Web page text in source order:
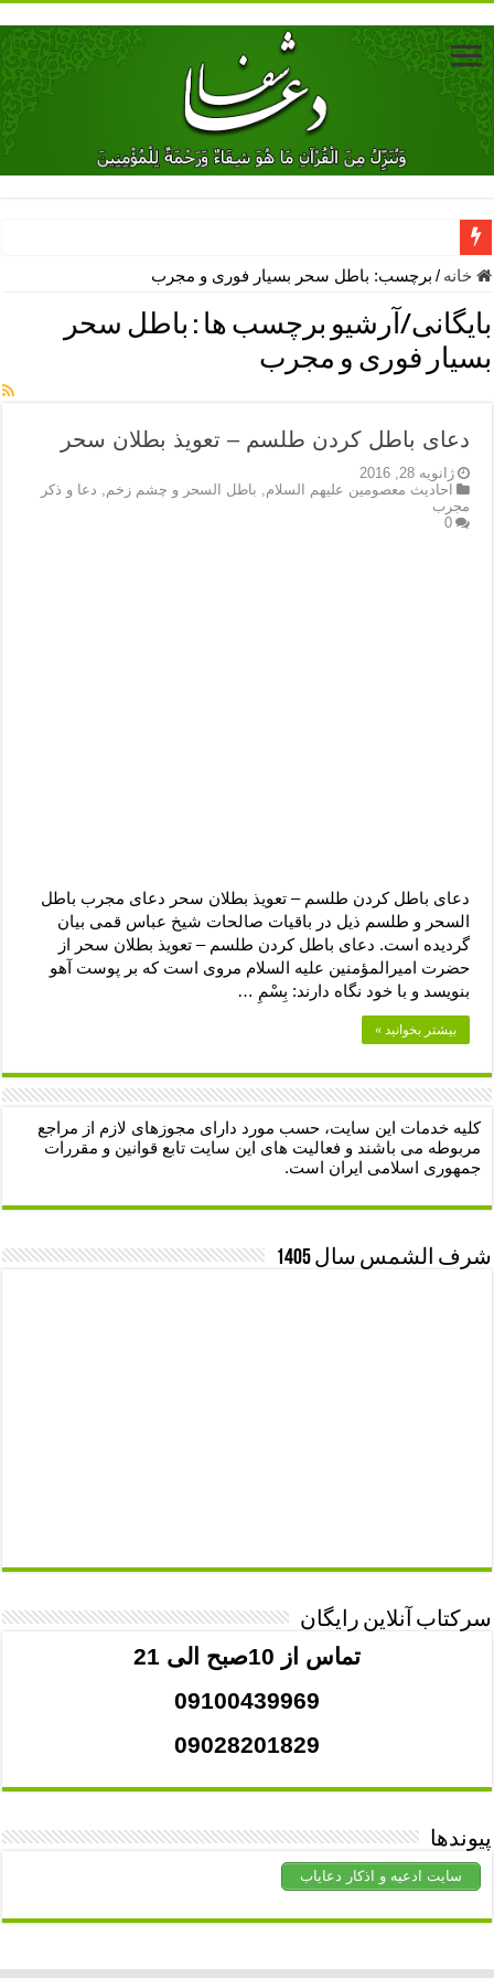
دعای جلب محبت فوری معشوق – دعای جلب محبت شوهر
دعای مشکل گشا برای رفع فقر – ذکرهای روزی‌ بخش
معجزات دعای یا من اظهر الجمیل – دعای یا من اظهر الجمیل برای
مهم ترین اذکار الهی و فضیلت آن ها – ذکر مخصوص مستجاب الدعوه
دعای رفع فقر و طلب رزق و روزی – آیه‌ جلب ثروت و برکت مال
خانه / برچسب: باطل سحر بسیار فوری و مجرب
بایگانی/آرشیو برچسب ها : باطل سحر
بسیار فوری و مجرب
دعای باطل کردن طلسم – تعویذ بطلان سحر
ژانویه 28, 2016
احادیث معصومین علیهم السلام
باطل السحر و چشم زخم
دعا و ذکر
مجرب
0
دعای باطل کردن طلسم – تعویذ بطلان سحر دعای مجرب باطل
السحر و طلسم ذیل در باقیات صالحات شیخ عباس قمی بیان
گردیده است. دعای باطل کردن طلسم – تعویذ بطلان سحر از
حضرت امیرالمؤمنین علیه السلام مروى است که بر پوست آهو
بنویسد و با خود نگاه دارند: بِسْمِ …
بیشتر بخوانید »
کلیه خدمات این سایت، حسب مورد دارای مجوزهای لازم از مراجع
مربوطه می باشند و فعالیت های این سایت تابع قوانین و مقررات
جمهوری اسلامی ایران است.
شرف الشمس سال 1405
سرکتاب آنلاین رایگان
تماس از 10صبح الی 21
09100439969
09028201829
پیوندها
سایت ادعیه و اذکار دعایاب